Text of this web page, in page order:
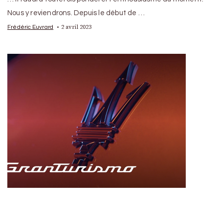
Nous y reviendrons. Depuis le début de …
Frédéric Euvrard 2 avril 2023